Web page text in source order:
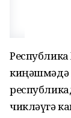
Республика
киңәшмәдә
чикләүгә